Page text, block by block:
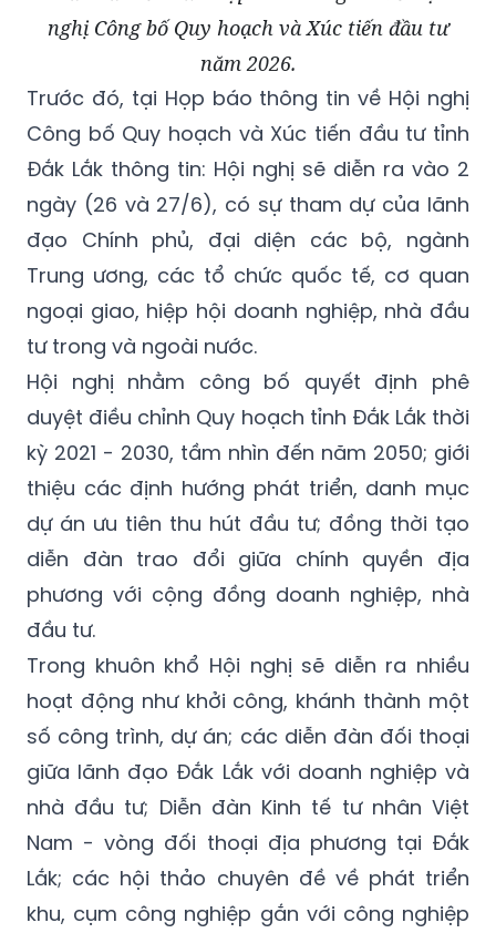
nghị Công bố Quy hoạch và Xúc tiến đầu tư
năm 2026.
Trước đó, tại Họp báo thông tin về Hội nghị
Công bố Quy hoạch và Xúc tiến đầu tư tỉnh
Đắk Lắk thông tin: Hội nghị sẽ diễn ra vào 2
ngày (26 và 27/6), có sự tham dự của lãnh
đạo Chính phủ, đại diện các bộ, ngành
Trung ương, các tổ chức quốc tế, cơ quan
ngoại giao, hiệp hội doanh nghiệp, nhà đầu
tư trong và ngoài nước.
Hội nghị nhằm công bố quyết định phê
duyệt điều chỉnh Quy hoạch tỉnh Đắk Lắk thời
kỳ 2021 - 2030, tầm nhìn đến năm 2050; giới
thiệu các định hướng phát triển, danh mục
dự án ưu tiên thu hút đầu tư; đồng thời tạo
diễn đàn trao đổi giữa chính quyền địa
phương với cộng đồng doanh nghiệp, nhà
đầu tư.
Trong khuôn khổ Hội nghị sẽ diễn ra nhiều
hoạt động như khởi công, khánh thành một
số công trình, dự án; các diễn đàn đối thoại
giữa lãnh đạo Đắk Lắk với doanh nghiệp và
nhà đầu tư; Diễn đàn Kinh tế tư nhân Việt
Nam - vòng đối thoại địa phương tại Đắk
Lắk; các hội thảo chuyên đề về phát triển
khu, cụm công nghiệp gắn với công nghiệp